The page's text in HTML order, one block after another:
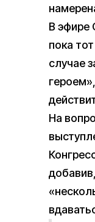
В эфире
пока
случае
На